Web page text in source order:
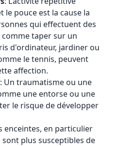
pouce est la cause la
qui effectuent des
taper sur un
d'ordinateur, jardiner ou
le tennis, peuvent
affection.
: Un traumatisme ou une
une entorse ou une
le risque de développer
enceintes, en particulier
plus susceptibles de